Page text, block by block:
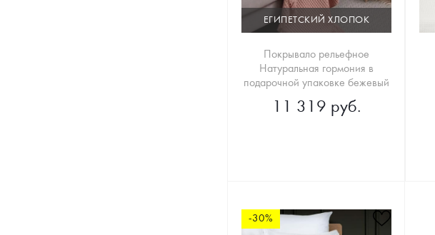
ЕГИПЕТСКИЙ ХЛОПОК
Покрывало рельефное
Натуральная гормония в
подарочной упаковке бежевый
11 319 руб.
-30%